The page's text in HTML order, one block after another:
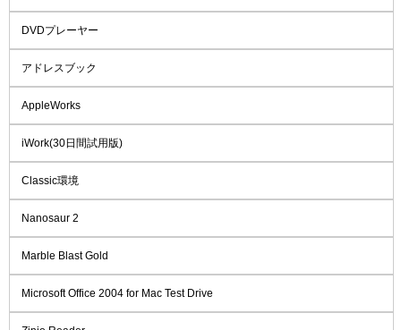
DVDプレーヤー
アドレスブック
AppleWorks
iWork(30日間試用版)
Classic環境
Nanosaur 2
Marble Blast Gold
Microsoft Office 2004 for Mac Test Drive